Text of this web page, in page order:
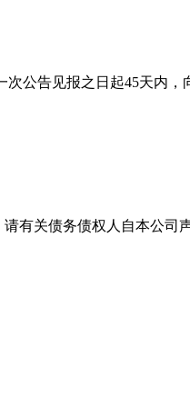
公告见报之日起45天内
关债务债权人自本公司